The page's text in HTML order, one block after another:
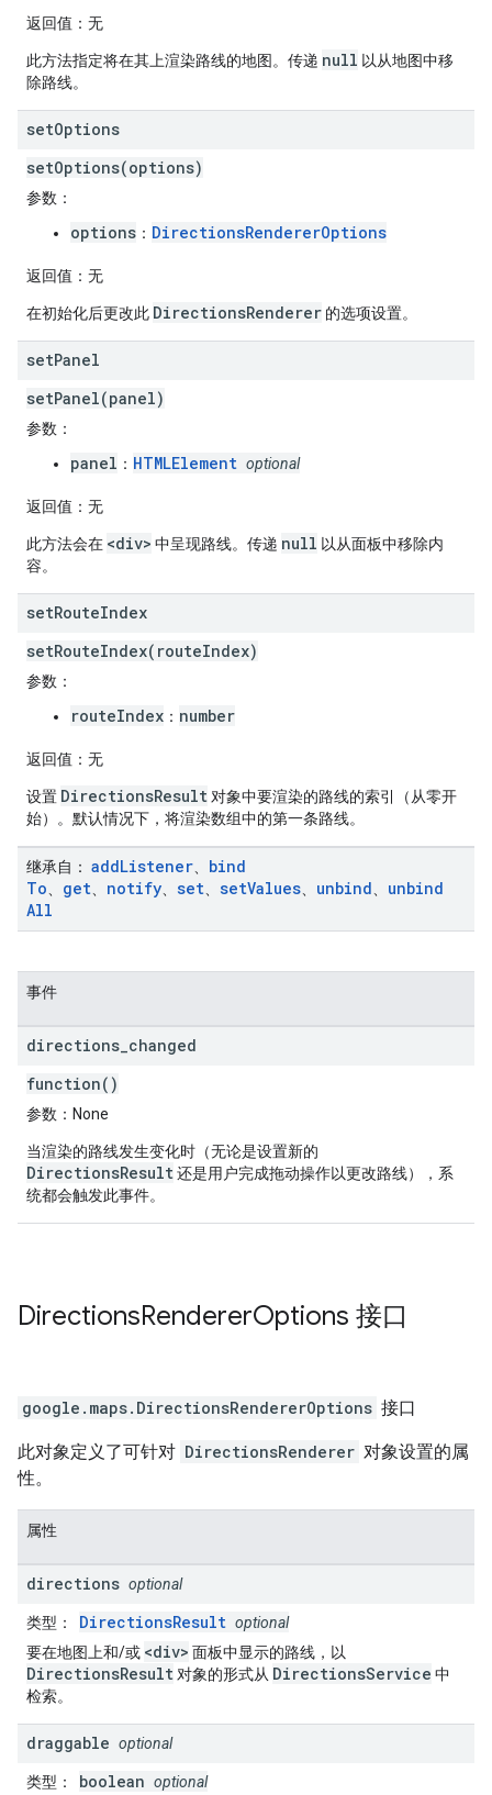
返回值 ：无
此方法指定将在其上渲染路线的地图。传递 null 以从地图中移
除路线。
setOptions
setOptions(options)
参数 ：
options ： DirectionsRendererOptions
返回值 ：无
在初始化后更改此 DirectionsRenderer 的选项设置。
setPanel
setPanel(panel)
参数 ：
panel ： HTMLElement optional
返回值 ：无
此方法会在 <div> 中呈现路线。传递 null 以从面板中移除内
容。
setRouteIndex
setRouteIndex(routeIndex)
参数 ：
routeIndex ： number
返回值 ：无
设置 DirectionsResult 对象中要渲染的路线的索引（从零开
始）。默认情况下，将渲染数组中的第一条路线。
继承自 ： addListener
bind
To
get notify set setValues unbind
unbind
All
事件
directions changed
function()
参数 ：None
当渲染的路线发生变化时（无论是设置新的
DirectionsResult还是用户完成拖动操作以更改路线），系
统都会触发此事件。
DirectionsRendererOptions 接口
google.maps. DirectionsRendererOptions 接口
此对象定义了可针对 DirectionsRenderer 对象设置的属
性。
属性
directions optional
类型 ： DirectionsResult optional
要在地图上和/或 <div> 面板中显示的路线，以
DirectionsResult 对象的形式从 DirectionsService 中
检索。
draggable optional
类型 ： boolean optional